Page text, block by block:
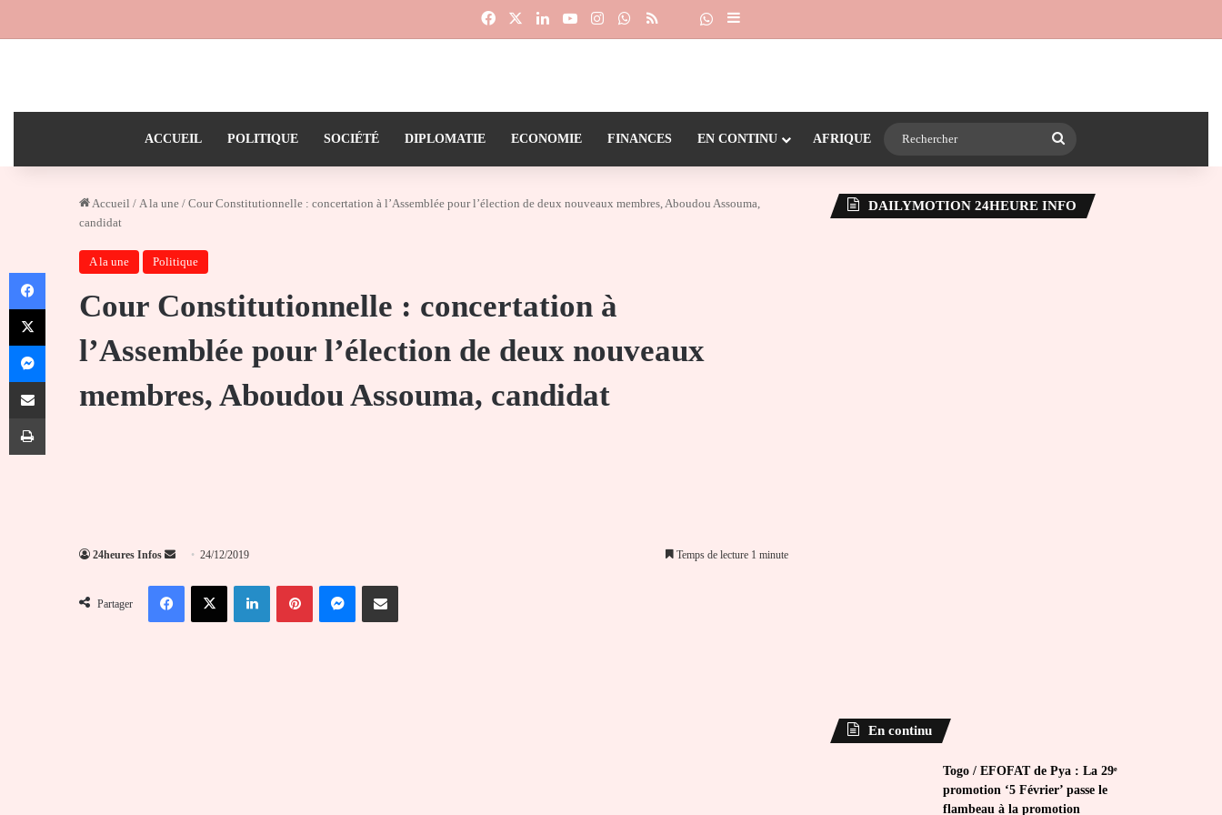
FacebookLinkedinYouTubeInstagramWhatsApp
RSS Dailymotion
Suivre la chaîne 24heureinfo sur WhatsApp
Sidebar (barre latérale)
ACCUEIL POLITIQUE SOCIÉTÉ DIPLOMATIE ECONOMIE FINANCES EN CONTINU AFRIQUE
Accueil / A la une / Cour Constitutionnelle : concertation à l’Assemblée pour l’élection de deux nouveaux membres, Aboudou Assouma,
candidat
A la une Politique
Cour Constitutionnelle : concertation à
l’Assemblée pour l’élection de deux nouveaux
membres, Aboudou Assouma, candidat
24heures Infos
Envoyer
courriel
24/12/2019 Temps de lecture 1 minute
Partager
FacebookX LinkedinPinterestMessengerPartager par email
DAILYMOTION 24HEURE INFO
En continu
Togo / EFOFAT de Pya : La 29ᵉ
promotion ‘5 Février’ passe le
flambeau à la promotion
Facebook
X
Messenger
Partager par email